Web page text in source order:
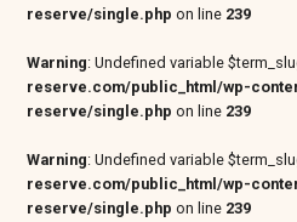
reserve/single.php on line 239
Warning: Undefined variable
reserve.com/public_html/wp-
reserve/single.php on line 239
Warning: Undefined variable
reserve.com/public_html/wp-
reserve/single.php on line 239